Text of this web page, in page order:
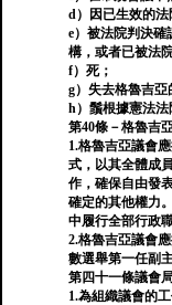
d）因已生效的法
e）被法院判決
構，或者已被法
f）死；
g）失去格魯吉亞
h）鬚根據憲法法
第40條－格魯吉
1.格魯吉亞議會
式，以其全體成
作，確保自由發
確定的其他權力
中履行全部行政職
2.格魯吉亞議會
數選舉第一任副
第四十一條議會
1.為組織議會的